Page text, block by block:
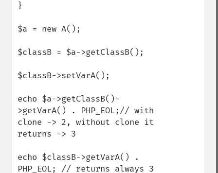
}
$a = new A();
$classB = $a->getClassB();
$classB->setVarA();
echo $a->getClassB()-
>getVarA() . PHP_EOL;// with
clone -> 2, without clone it
returns -> 3
echo $classB->getVarA() .
PHP_EOL; // returns always 3